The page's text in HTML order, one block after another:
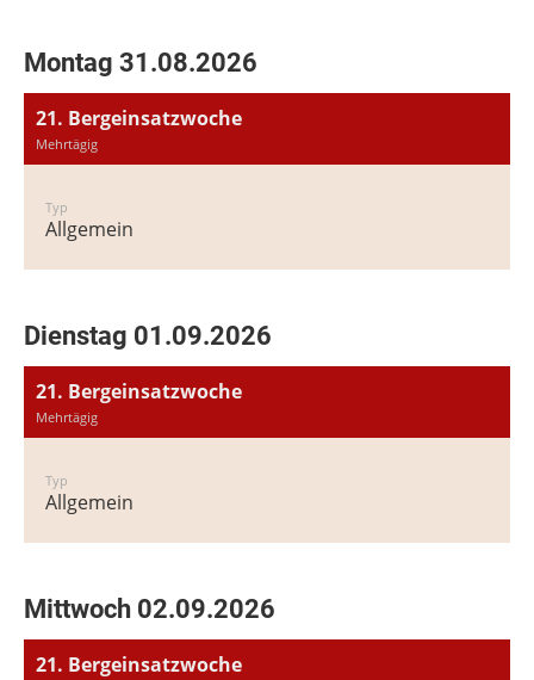
Montag 31.08.2026
21. Bergeinsatzwoche
Mehrtägig
Typ
Allgemein
Dienstag 01.09.2026
21. Bergeinsatzwoche
Mehrtägig
Typ
Allgemein
Mittwoch 02.09.2026
21. Bergeinsatzwoche